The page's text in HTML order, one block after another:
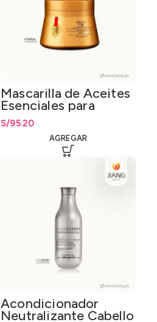
Mascarilla de Aceites
Esenciales para
Cabello Grueso
200ml.
S/95.20
AGREGAR
Acondicionador
Neutralizante Cabello